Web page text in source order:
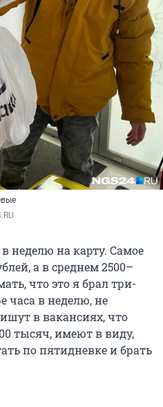
неделю на карту. Самое
а в среднем 2500–
что это я брал три-
часа в неделю, не
в вакансиях, что
тысяч, имеют в виду,
по пятидневке и брать